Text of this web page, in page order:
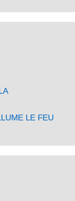
LE FEU